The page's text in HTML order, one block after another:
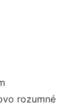
rozumné